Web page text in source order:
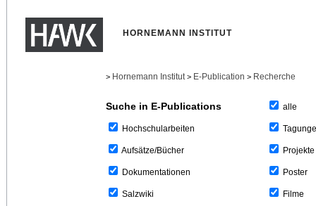
HORNEMANN INSTITUT
> Hornemann Institut > E-Publication > Recherche
Suche in E-Publications
Hochschularbeiten
Aufsätze/Bücher
Dokumentationen
Salzwiki
alle
Projekte
Poster
Filme